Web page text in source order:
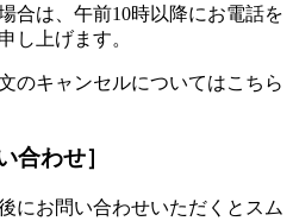
合は、午前10時以降にお電話を
し上げます。
のキャンセルについてはこちら
合わせ］
にお問い合わせいただくとスム